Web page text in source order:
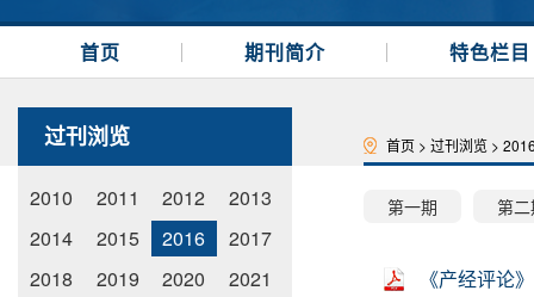
首页 期刊简介 特色栏目
过刊浏览
2010 2011 2012
2013
2014
2015 2016
2017
2018
2019 2020
2021
首页 > 过刊浏览 >
第一期 第
《产经评论